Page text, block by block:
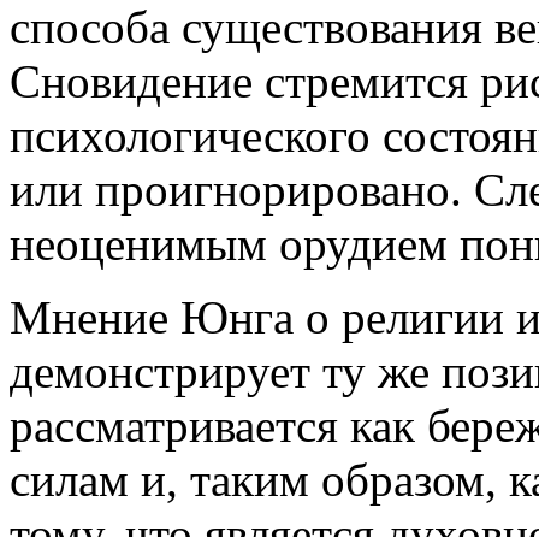
способа существования
Сновидение стремится
психологического
или проигнорировано.
неоценимым орудием
Мнение Юнга о религии и
демонстрирует ту же
рассматривается как
силам и, таким образом,